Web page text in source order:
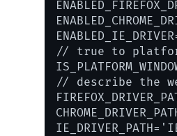
// true to
// describe the